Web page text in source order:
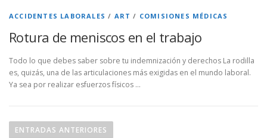
ACCIDENTES LABORALES / ART / COMISIONES MÉDICAS
Rotura de meniscos en el trabajo
Todo lo que debes saber sobre tu indemnización y derechos La rodilla
es, quizás, una de las articulaciones más exigidas en el mundo laboral.
Ya sea por realizar esfuerzos físicos …
aENTRADAS ANTERIORES